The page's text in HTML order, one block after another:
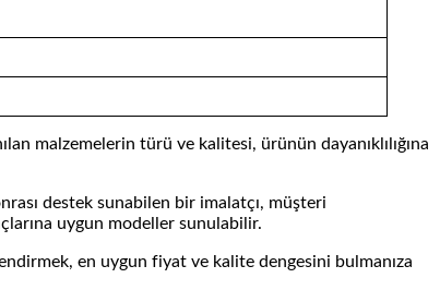
malzemelerin türü ve kalitesi, ürünün dayanıklılığına
destek sunabilen bir imalatçı, müşteri
uygun modeller sunulabilir.
en uygun fiyat ve kalite dengesini bulmanıza